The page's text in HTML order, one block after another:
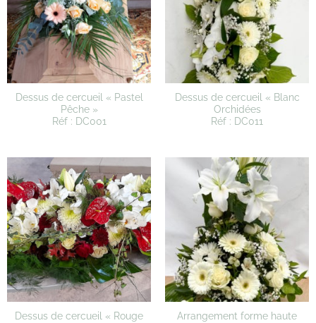
Dessus de cercueil « Pastel
Pêche »
Réf : DC001
Dessus de cercueil « Blanc
Orchidées
Réf : DC011
Dessus de cercueil « Rouge
Arrangement forme haute